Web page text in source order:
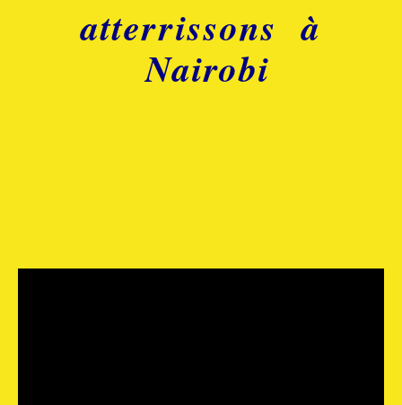
atterrissons à
Nairobi